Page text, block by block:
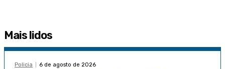
Mais lidos
Policia 6 de agosto de 2026